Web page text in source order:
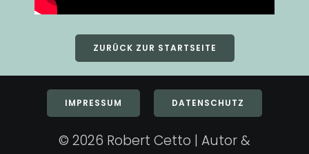
ZURÜCK ZUR STARTSEITE
IMPRESSUM DATENSCHUTZ
© 2026 Robert Cetto | Autor &